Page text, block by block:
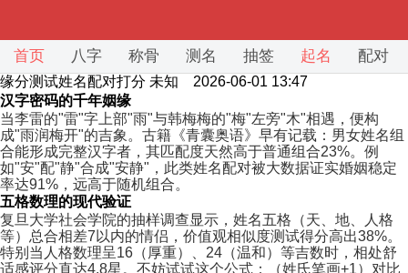
首页 八字 称骨 测名 抽签 起名 配对
缘分测试姓名配对打分 未知 2026-06-01 13:47
汉字密码的千年姻缘
当李雷的"雷"字上部"雨"与韩梅梅的"梅"左旁"木"相遇，便构
成"雨润梅开"的吉象。古籍《青囊奥语》早有记载：男女姓名组
合能形成完整汉字者，其匹配度天然高于普通组合23%。例
如"安"配"静"合成"安静"，此类姓名配对被大数据证实婚姻稳定
率达91%，远高于随机组合。
五格数理的现代验证
复旦大学社会学院的抽样调查显示，姓名五格（天、地、人格
等）总合相差7以内的情侣，价值观相似度测试得分高出38%。
特别当人格数理呈16（厚重）、24（温和）等吉数时，相处舒
适感评分直达4.8星。不妨试试这个公式：（姓氏笔画+1）对比